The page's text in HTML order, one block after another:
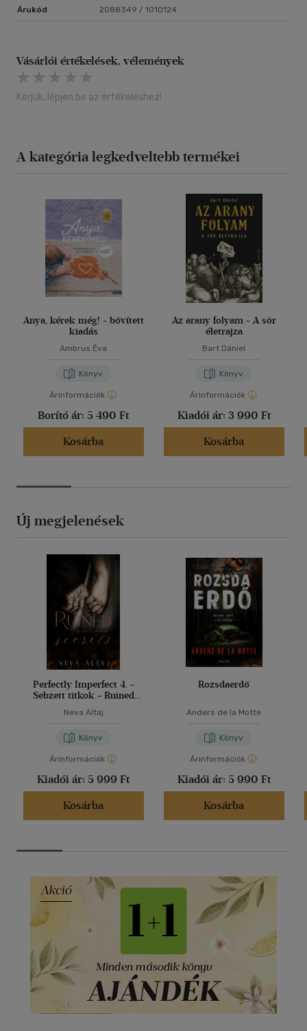
Árukód 2088349 / 1010124
Vásárlói értékelések, vélemények
Kérjük, lépjen be az értékeléshez!
A kategória legkedveltebb termékei
Anya, kérek még! - bővített
kiadás
Ambrus Éva
Könyv
Árinformációk
Borító ár: 5 490 Ft
Kosárba
Az arany folyam - A sör
életrajza
Bart Dániel
Könyv
Árinformációk
Kiadói ár: 3 990 Ft
Kosárba
Új megjelenések
Perfectly Imperfect 4. -
Sebzett titkok - Ruined
Neva Altaj
Könyv
Árinformációk
Kiadói ár: 5 999 Ft
Kosárba
Rozsdaerdő
Anders de la Motte
Könyv
Árinformációk
Kiadói ár: 5 990 Ft
Kosárba